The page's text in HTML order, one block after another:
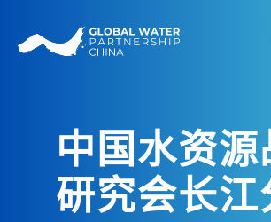
中国水资
研究会长江